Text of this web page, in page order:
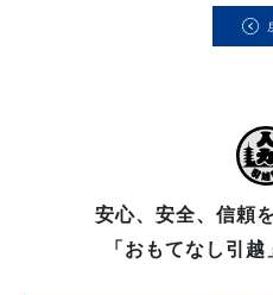
安心、安全、信頼
「おもてなし引